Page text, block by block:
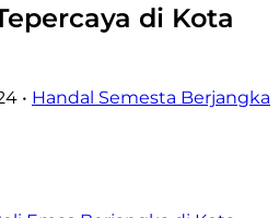
di Kota
• Handal Semesta Berjangka